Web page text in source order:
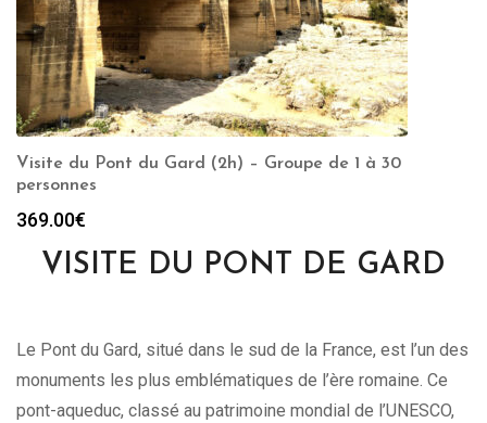
Visite du Pont du Gard (2h) – Groupe de 1 à 30
personnes
369.00€
VISITE DU PONT DE GARD
Le Pont du Gard, situé dans le sud de la France, est l’un des
monuments les plus emblématiques de l’ère romaine. Ce
pont-aqueduc, classé au patrimoine mondial de l’UNESCO,